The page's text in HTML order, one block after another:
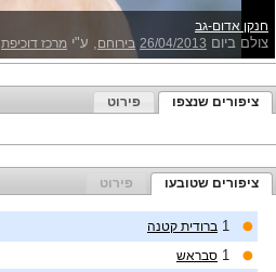
חנקן אדום-גב
צולם ביום 26/04/2013 בירוחם, ע"י מרכז דוכיפת
ציפורים שנצפו פירוט
ציפורים שטובעו פירוט
1 ברודית קטנה
1 סבראש